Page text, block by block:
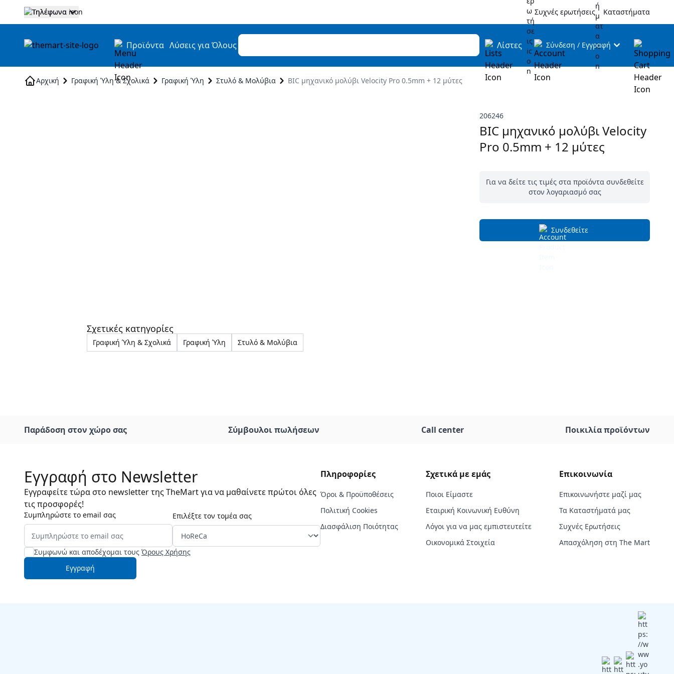
Τηλέφωνα Συχνές ερωτήσεις Καταστήματα
Προϊόντα Λύσεις για Όλους Λίστες Σύνδεση / Εγγραφή
Αρχική Γραφική Ύλη & Σχολικά Γραφική Ύλη Στυλό & Μολύβια BIC μηχανικό μολύβι Velocity Pro 0.5mm + 12 μύτες
206246
BIC μηχανικό μολύβι Velocity
Pro 0.5mm + 12 μύτες
Για να δείτε τις τιμές στα προϊόντα συνδεθείτε
στον λογαριασμό σας
Συνδεθείτε
Σχετικές κατηγορίες
Γραφική Ύλη & Σχολικά Γραφική Ύλη Στυλό & Μολύβια
Παράδοση στον χώρο σας Σύμβουλοι πωλήσεων Call center Ποικιλία προϊόντων
Εγγραφή στο Newsletter
Εγγραφείτε τώρα στο newsletter της TheMart για να μαθαίνετε πρώτοι όλες
τις προσφορές!
Συμπληρώστε το email σας Επιλέξτε τον τομέα σας
Συμφωνώ και αποδέχομαι τους Όρους Χρήσης
Εγγραφή
Πληροφορίες
Όροι & Προϋποθέσεις
Πολιτική Cookies
Διασφάλιση Ποιότητας
Σχετικά με εμάς
Ποιοι Είμαστε
Εταιρική Κοινωνική Ευθύνη
Λόγοι για να μας εμπιστευτείτε
Οικονομικά Στοιχεία
Επικοινωνία
Επικοινωνήστε μαζί μας
Τα Καταστήματά μας
Συχνές Ερωτήσεις
Απασχόληση στη The Mart